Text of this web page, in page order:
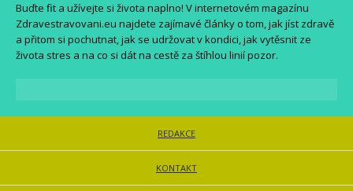
Buďte fit a užívejte si života naplno! V internetovém magazínu
Zdravestravovani.eu najdete zajímavé články o tom, jak jíst zdravě
a přitom si pochutnat, jak se udržovat v kondici, jak vytěsnit ze
života stres a na co si dát na cestě za štíhlou linií pozor.
REDAKCE
KONTAKT